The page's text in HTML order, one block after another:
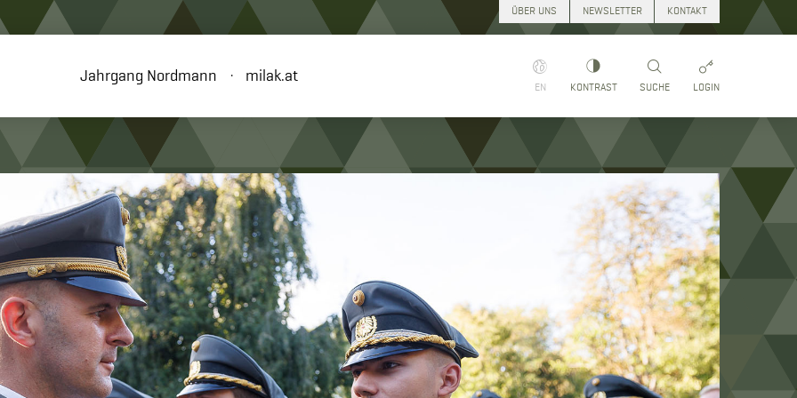
Jahrgang Nordmann milak.at
EN KONTRAST SUCHE LOGIN
ÜBER UNS NEWSLETTER KONTAKT
Suchen